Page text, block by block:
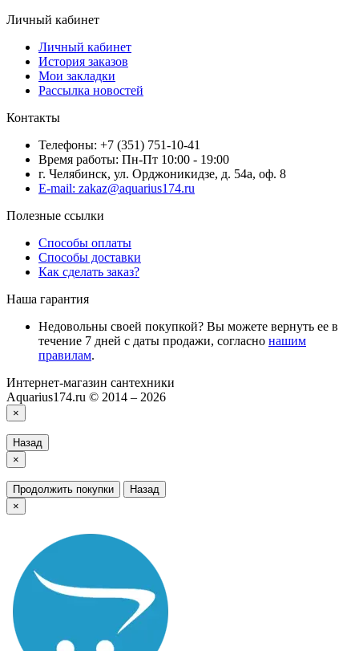
Личный кабинет
Личный кабинет
История заказов
Мои закладки
Рассылка новостей
Контакты
Телефоны: +7 (351) 751-10-41
Время работы: Пн-Пт 10:00 - 19:00
г. Челябинск, ул. Орджоникидзе, д. 54а, оф. 8
E-mail: zakaz@aquarius174.ru
Полезные ссылки
Способы оплаты
Способы доставки
Как сделать заказ?
Наша гарантия
Недовольны своей покупкой? Вы можете вернуть ее в
течение 7 дней с даты продажи, согласно нашим
правилам.
Интернет-магазин сантехники
Aquarius174.ru © 2014 – 2026
×
Назад
×
Продолжить покупки
Назад
×